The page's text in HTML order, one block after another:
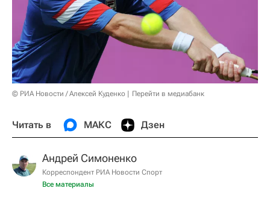
© РИА Новости / Алексей Куденко Перейти в медиабанк
Читать в МАКС Дзен
Андрей Симоненко
Корреспондент РИА Новости Спорт
Все материалы